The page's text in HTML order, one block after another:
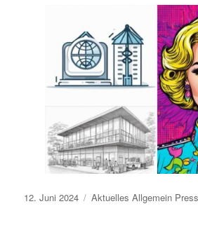
Veröffentlicht
12. Juni 2024 Aktuelles Allgemein